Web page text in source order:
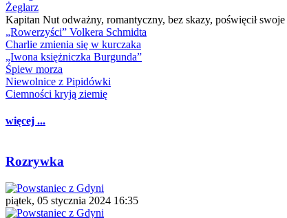
Żeglarz
Kapitan Nut odważny, romantyczny, bez skazy, poświęcił swoje
„Rowerzyści” Volkera Schmidta
Charlie zmienia się w kurczaka
„Iwona księżniczka Burgunda”
Śpiew morza
Niewolnice z Pipidówki
Ciemności kryją ziemię
więcej ...
Rozrywka
piątek, 05 stycznia 2024 16:35